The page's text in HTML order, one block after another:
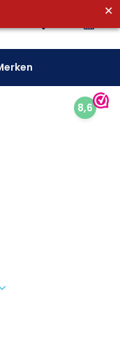
✕
8,6